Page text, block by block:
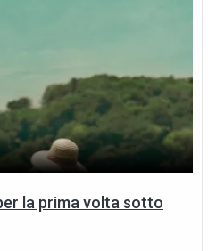
la prima volta sotto